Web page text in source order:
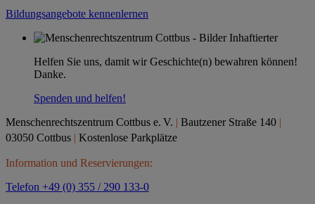
Bildungsangebote kennenlernen
Helfen Sie uns, damit wir Geschichte(n) bewahren können!
Danke.
Spenden und helfen!
Menschenrechtszentrum Cottbus e. V. | Bautzener Straße 140 |
03050 Cottbus | Kostenlose Parkplätze
Information und Reservierungen:
Telefon +49 (0) 355 / 290 133-0